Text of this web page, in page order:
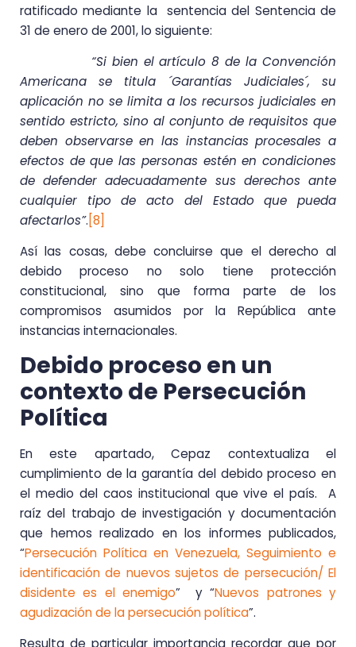
ratificado mediante la sentencia del Sentencia de
31 de enero de 2001, lo siguiente:
“Si bien el artículo 8 de la Convención
Americana se titula ´Garantías Judiciales´, su
aplicación no se limita a los recursos judiciales en
sentido estricto, sino al conjunto de requisitos que
deben observarse en las instancias procesales a
efectos de que las personas estén en condiciones
de defender adecuadamente sus derechos ante
cualquier tipo de acto del Estado que pueda
afectarlos”. [8]
Así las cosas, debe concluirse que el derecho al
debido proceso no solo tiene protección
constitucional, sino que forma parte de los
compromisos asumidos por la República ante
instancias internacionales.
Debido proceso en un
contexto de Persecución
Política
En este apartado, Cepaz contextualiza el
cumplimiento de la garantía del debido proceso en
el medio del caos institucional que vive el país. A
raíz del trabajo de investigación y documentación
que hemos realizado en los informes publicados,
“Persecución Política en Venezuela, Seguimiento e
identificación de nuevos sujetos de persecución/ El
disidente es el enemigo” y “Nuevos patrones y
agudización de la persecución política”.
Resulta de particular importancia recordar que por